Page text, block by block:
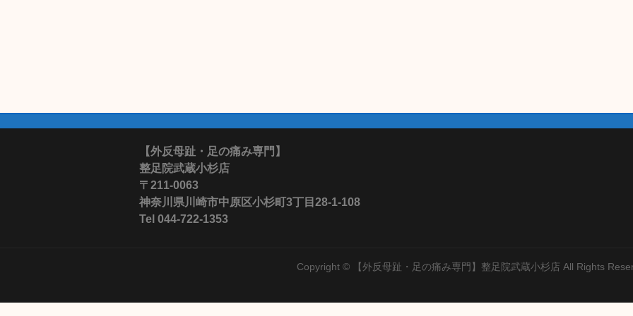
【外反母趾・足の痛み専門】
整足院武蔵小杉店
〒211-0063
神奈川県川崎市中原区小杉町3丁目28-1-108
Tel 044-722-1353
Copyright © 【外反母趾・足の痛み専門】整足院武蔵小杉店 All Rights